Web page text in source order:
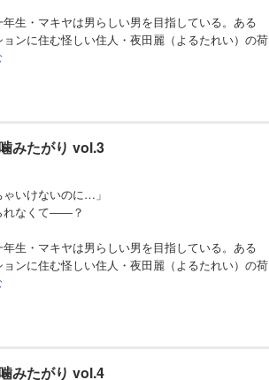
生・マキヤは男らしい男を目指している。ある
ンに住む怪しい住人・夜田麗（よるたれい）の荷
みたがり vol.3
ゃいけないのに…」
れなくて――？
生・マキヤは男らしい男を目指している。ある
ンに住む怪しい住人・夜田麗（よるたれい）の荷
みたがり vol.4